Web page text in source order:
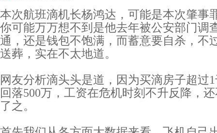
本次航班滴机长杨鸿达，可能是本次肇事
你可能万万想不到是他去年被公安部门调
通，还是钱包不饱满，而蓄意要自杀，不
送葬，实在不太地道。
网友分析滴头头是道，因为买滴房子超过
回落500万，工资在危机时刻不升反降，
了之。